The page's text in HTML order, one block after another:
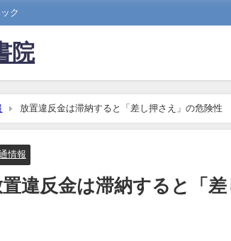
ク
院
放置違反金は滞納すると「差し押さえ」の危険性
情報
置違反金は滞納すると「